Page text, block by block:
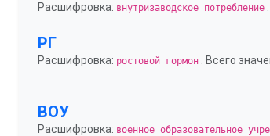
Расшифровка: внутризаводское потребление
РГ
Расшифровка: ростовой гормон . Всего
ВОУ
Расшифровка: военное образовательное